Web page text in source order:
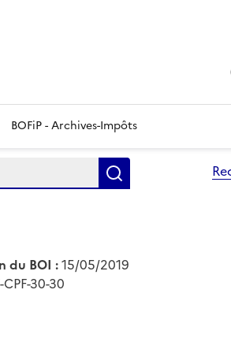
BOFiP - Archives-Impôts
du BOI :15/05/2019
CPF-30-30